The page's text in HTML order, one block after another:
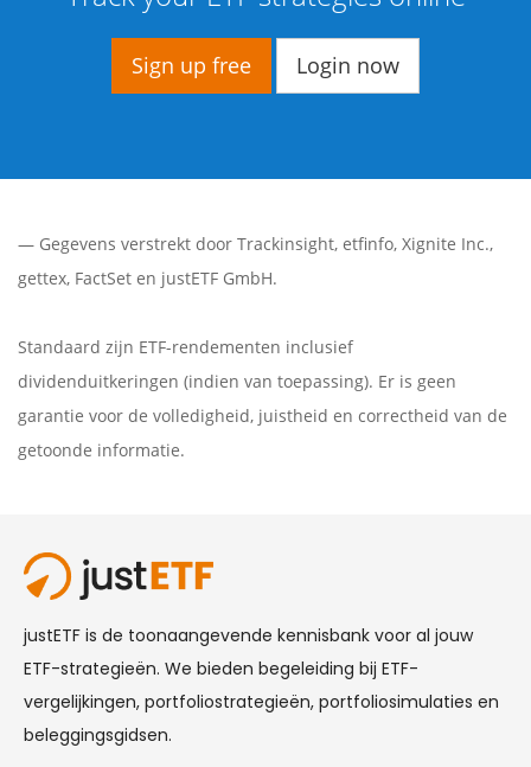
Sign up free Login now
— Gegevens verstrekt door Trackinsight, etfinfo, Xignite Inc.,
gettex, FactSet en justETF GmbH.
Standaard zijn ETF-rendementen inclusief
dividenduitkeringen (indien van toepassing). Er is geen
garantie voor de volledigheid, juistheid en correctheid van de
getoonde informatie.